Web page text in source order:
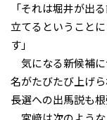
「それは堀井が出
立てるということ
す」
気になる新候補
名がたびたび上げ
長選への出馬説も根